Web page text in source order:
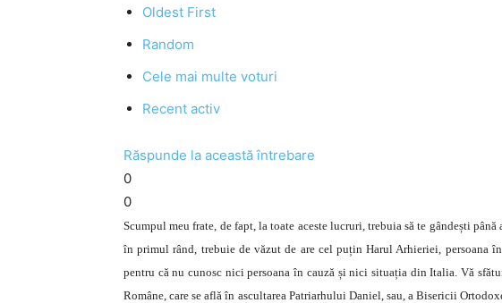
Oldest First
Random
Cele mai multe voturi
Recent activ
Răspunde la această întrebare
0
0
Scumpul meu frate, de fapt, la toate aceste lucruri, trebuia să te gândești
în primul rând, trebuie de văzut de are cel puțin Harul Arhieriei, persoana
pentru că nu cunosc nici persoana în cauză și nici situația din Italia. Vă
Române, care se află în ascultarea Patriarhului Daniel, sau, a Bisericii